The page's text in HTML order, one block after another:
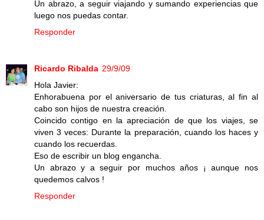
Un abrazo, a seguir viajando y sumando experiencias que
luego nos puedas contar.
Responder
Ricardo Ribalda 29/9/09
Hola Javier:
Enhorabuena por el aniversario de tus criaturas, al fin al
cabo son hijos de nuestra creación.
Coincido contigo en la apreciación de que los viajes, se
viven 3 veces: Durante la preparación, cuando los haces y
cuando los recuerdas.
Eso de escribir un blog engancha.
Un abrazo y a seguir por muchos años ¡ aunque nos
quedemos calvos !
Responder